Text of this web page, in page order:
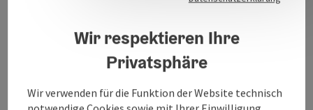
Facharzt für Mund-, Kiefer- und Gesichtschirurgie +
Wir respektieren Ihre
Privatsphäre
Wir verwenden für die Funktion der Website technisch